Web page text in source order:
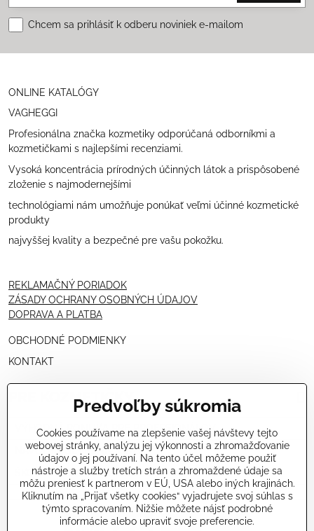
Chcem sa prihlásiť k odberu noviniek e-mailom
ONLINE KATALÓGY
VAGHEGGI
Profesionálna značka kozmetiky odporúčaná odborníkmi a
kozmetičkami s najlepšími recenziami.
Vysoká koncentrácia prírodných účinných látok a prispôsobené
zloženie s najmodernejšími
technológiami nám umožňuje ponúkať veľmi účinné kozmetické
produkty
najvyššej kvality a bezpečné pre vašu pokožku.
REKLAMAČNÝ PORIADOK
ZÁSADY OCHRANY OSOBNÝCH ÚDAJOV
DOPRAVA A PLATBA
OBCHODNÉ PODMIENKY
KONTAKT
PRE KOZMETIČKY
VÝHODNÁ PONUKA PRE PROFESIONÁLOV
NÁVODY OŠETRENÍ - VIDEÁ
ŠKOLENIE KOZMETIČIEK V TALIANSKU
Predvoľby súkromia
Cookies používame na zlepšenie vašej návštevy tejto
webovej stránky, analýzu jej výkonnosti a zhromažďovanie
údajov o jej používaní. Na tento účel môžeme použiť
nástroje a služby tretích strán a zhromaždené údaje sa
môžu preniesť k partnerom v EÚ, USA alebo iných krajinách.
Kliknutím na „Prijať všetky cookies“ vyjadrujete svoj súhlas s
týmto spracovaním. Nižšie môžete nájsť podrobné
informácie alebo upraviť svoje preferencie.